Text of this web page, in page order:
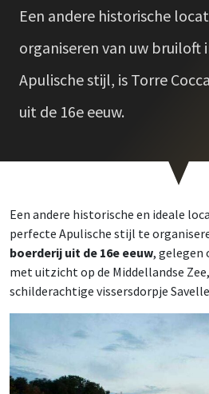
Een andere historische
organiseren van uw bruiloft
Apulische stijl, is Torre
uit de 16e eeuw.
Een andere historische en ideale
perfecte Apulische stijl te
boerderij uit de 16e eeuw, gelegen
met uitzicht op de Middellandse
schilderachtige vissersdorpje